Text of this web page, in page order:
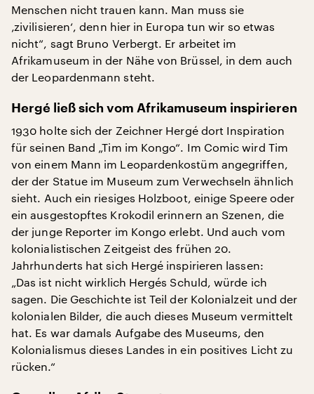
Menschen nicht trauen kann. Man muss sie
‚zivilisieren‘, denn hier in Europa tun wir so etwas
nicht“, sagt Bruno Verbergt. Er arbeitet im
Afrikamuseum in der Nähe von Brüssel, in dem auch
der Leopardenmann steht.
Hergé ließ sich vom Afrikamuseum inspirieren
1930 holte sich der Zeichner Hergé dort Inspiration
für seinen Band „Tim im Kongo“. Im Comic wird Tim
von einem Mann im Leopardenkostüm angegriffen,
der der Statue im Museum zum Verwechseln ähnlich
sieht. Auch ein riesiges Holzboot, einige Speere oder
ein ausgestopftes Krokodil erinnern an Szenen, die
der junge Reporter im Kongo erlebt. Und auch vom
kolonialistischen Zeitgeist des frühen 20.
Jahrhunderts hat sich Hergé inspirieren lassen:
„Das ist nicht wirklich Hergés Schuld, würde ich
sagen. Die Geschichte ist Teil der Kolonialzeit und der
kolonialen Bilder, die auch dieses Museum vermittelt
hat. Es war damals Aufgabe des Museums, den
Kolonialismus dieses Landes in ein positives Licht zu
rücken.“